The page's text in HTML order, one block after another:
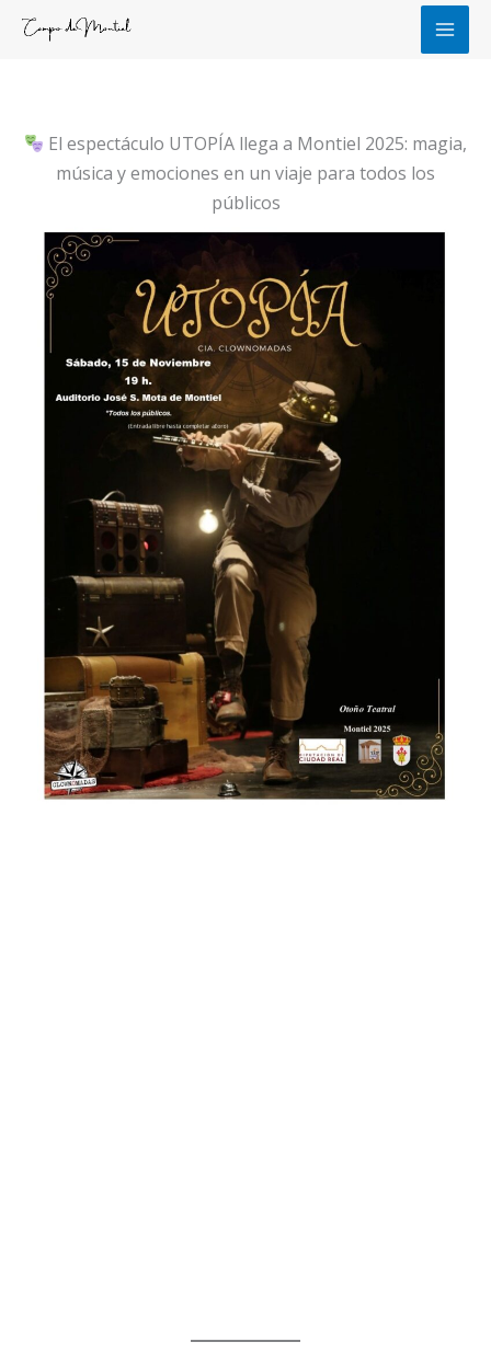
El espectáculo UTOPÍA llega a Montiel 2025: magia,
música y emociones en un viaje para todos los
públicos